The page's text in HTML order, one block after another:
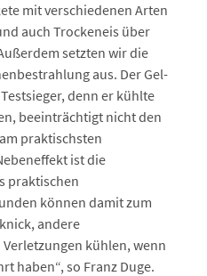
mit verschiedenen Arten
auch Trockeneis über
setzten wir die
aus. Der Gel-
denn er kühlte
beeinträchtigt nicht den
praktischsten
ist die
praktischen
können damit zum
andere
kühlen, wenn
haben“, so Franz Duge.